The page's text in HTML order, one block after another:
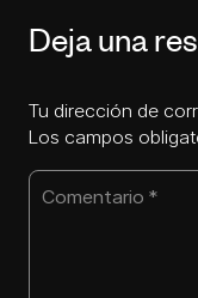
Deja una
Tu dirección de
Los campos